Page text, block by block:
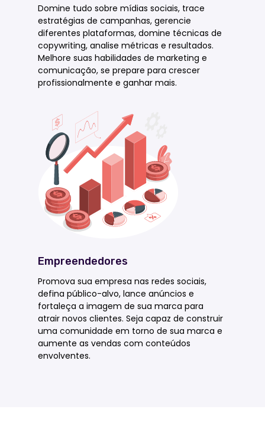
Domine tudo sobre mídias sociais, trace
estratégias de campanhas, gerencie
diferentes plataformas, domine técnicas de
copywriting, analise métricas e resultados.
Melhore suas habilidades de marketing e
comunicação, se prepare para crescer
profissionalmente e ganhar mais.
Empreendedores
Promova sua empresa nas redes sociais,
defina público-alvo, lance anúncios e
fortaleça a imagem de sua marca para
atrair novos clientes. Seja capaz de construir
uma comunidade em torno de sua marca e
aumente as vendas com conteúdos
envolventes.